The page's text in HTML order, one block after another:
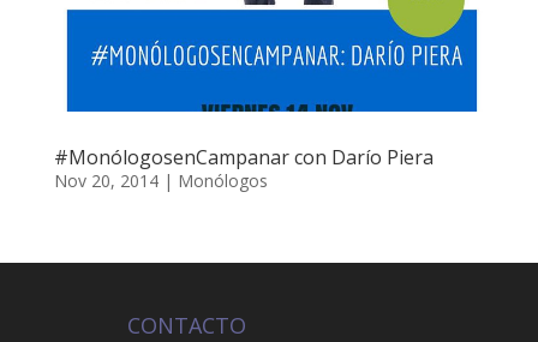
#MonólogosenCampanar con Darío Piera
Nov 20, 2014| Monólogos
CONTACTO